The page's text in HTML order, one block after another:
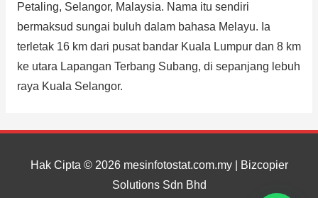
Petaling, Selangor, Malaysia. Nama itu sendiri
bermaksud sungai buluh dalam bahasa Melayu. Ia
terletak 16 km dari pusat bandar Kuala Lumpur dan 8 km
ke utara Lapangan Terbang Subang, di sepanjang lebuh
raya Kuala Selangor.
Hak Cipta © 2026 mesinfotostat.com.my| Bizcopier
Solutions Sdn Bhd